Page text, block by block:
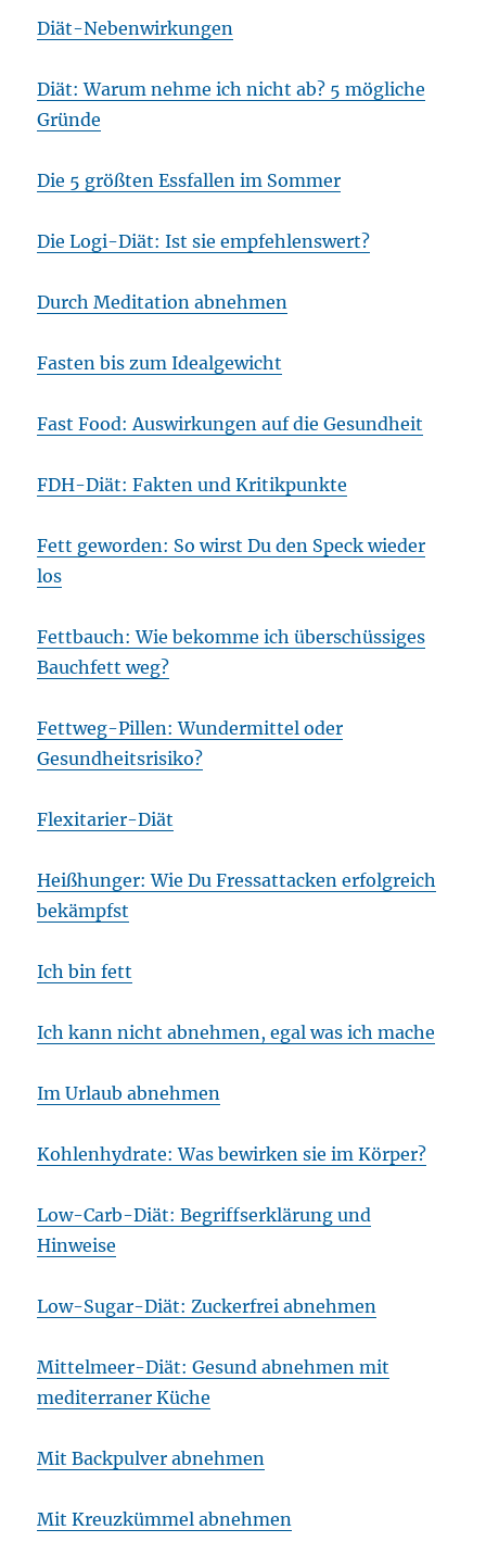
Diät-Nebenwirkungen
Diät: Warum nehme ich nicht ab? 5 mögliche
Gründe
Die 5 größten Essfallen im Sommer
Die Logi-Diät: Ist sie empfehlenswert?
Durch Meditation abnehmen
Fasten bis zum Idealgewicht
Fast Food: Auswirkungen auf die Gesundheit
FDH-Diät: Fakten und Kritikpunkte
Fett geworden: So wirst Du den Speck wieder
los
Fettbauch: Wie bekomme ich überschüssiges
Bauchfett weg?
Fettweg-Pillen: Wundermittel oder
Gesundheitsrisiko?
Flexitarier-Diät
Heißhunger: Wie Du Fressattacken erfolgreich
bekämpfst
Ich bin fett
Ich kann nicht abnehmen, egal was ich mache
Im Urlaub abnehmen
Kohlenhydrate: Was bewirken sie im Körper?
Low-Carb-Diät: Begriffserklärung und
Hinweise
Low-Sugar-Diät: Zuckerfrei abnehmen
Mittelmeer-Diät: Gesund abnehmen mit
mediterraner Küche
Mit Backpulver abnehmen
Mit Kreuzkümmel abnehmen